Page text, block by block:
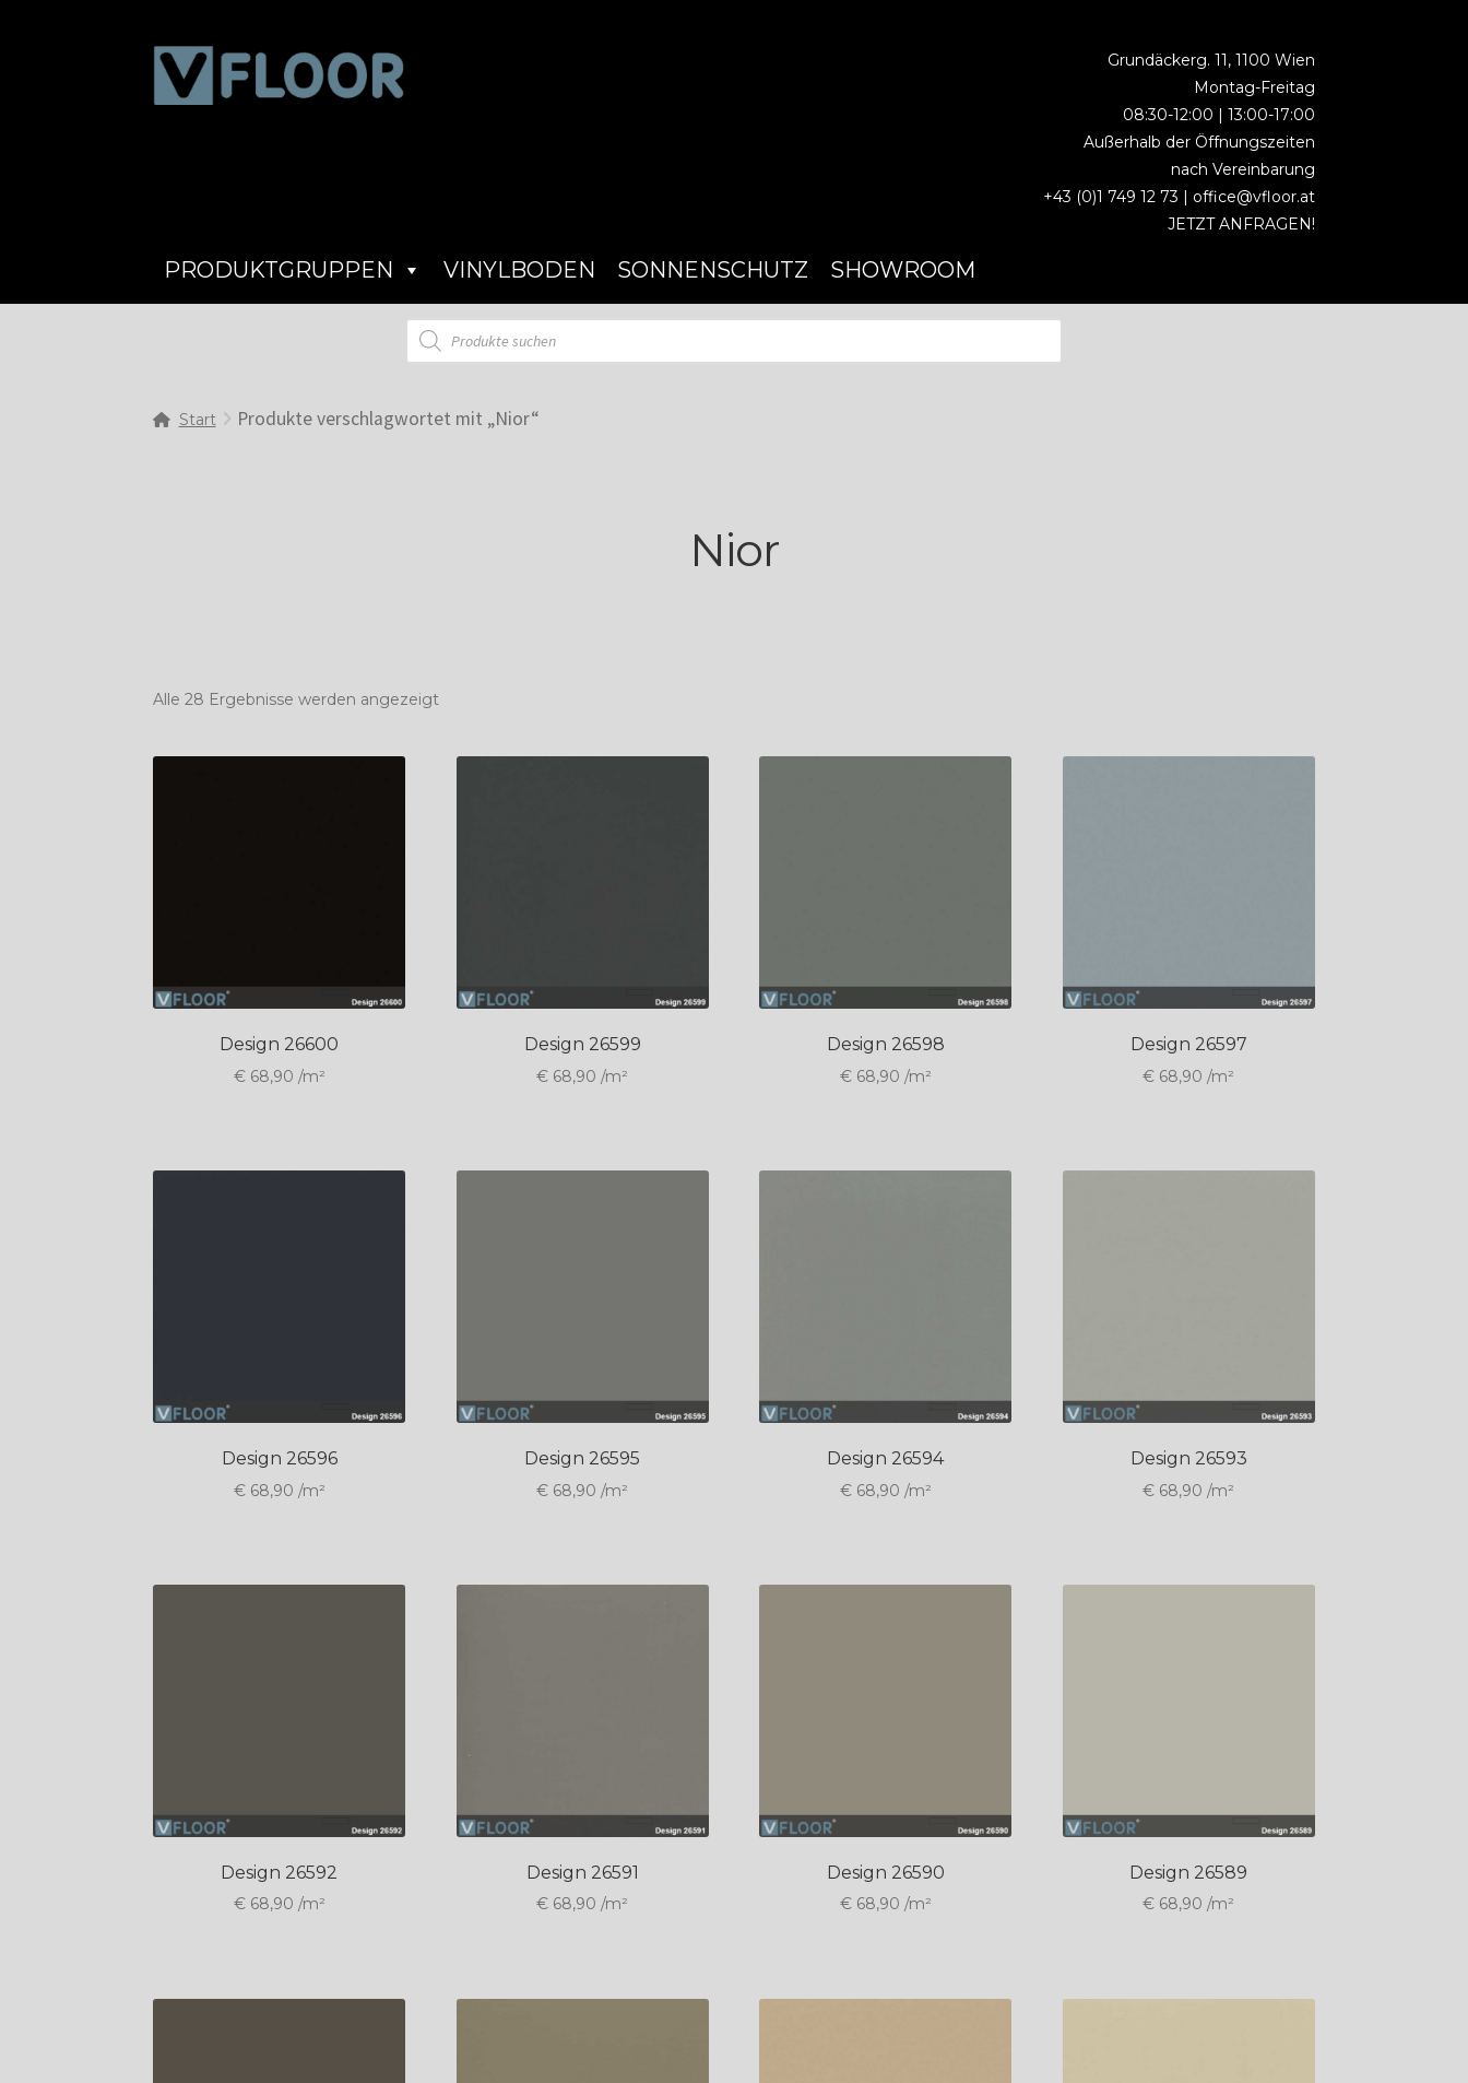
Zur
Navigation
springen
Zum
Inhalt
springen
Grundäckerg. 11, 1100 Wien
Montag-Freitag
08:30-12:00 | 13:00-17:00
Außerhalb der Öffnungszeiten
nach Vereinbarung
+43 (0)1 749 12 73 | office@vfloor.at
JETZT ANFRAGEN!
PRODUKTGRUPPEN VINYLBODEN SONNENSCHUTZ SHOWROOM
Products
search
Start Produkte verschlagwortet mit „Nior“
Nior
Alle 28 Ergebnisse werden angezeigt
Design 26600
€68,90 /m²
Design 26599
€ 68,90 /m²
Design 26598
€68,90 /m²
Design 26597
€ 68,90 /m²
Design 26596
€68,90 /m²
Design 26595
€ 68,90 /m²
Design 26594
€68,90 /m²
Design 26593
€ 68,90 /m²
Design 26592
€68,90 /m²
Design 26591
€ 68,90 /m²
Design 26590
€68,90 /m²
Design 26589
€ 68,90 /m²